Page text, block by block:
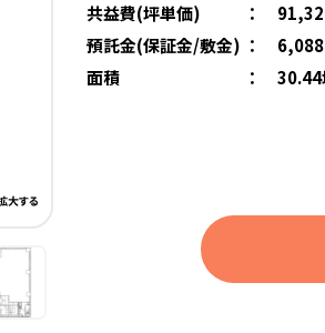
共益費(坪単価) ：
預託金(保証金/敷金) ：
面積
：